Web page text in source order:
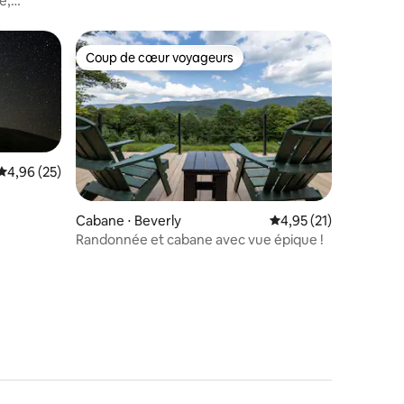
: 5 sur 5
appréciés
moyenne sur la base de 25 commentaires : 4,96 sur 5
4,96 (25)
Coup de cœur voyageurs
Coup de cœur voyageurs
Cabane ⋅ Beverly Évaluation moyenne
4,95 (21)
Randonnée et cabane avec vue épique !